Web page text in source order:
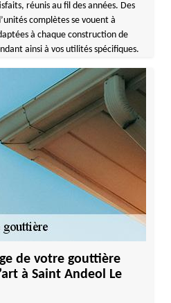
réunis au fil des années. Des
complètes se vouent à
à chaque construction de
ainsi à vos utilités spécifiques.
de votre gouttière
à Saint Andeol Le